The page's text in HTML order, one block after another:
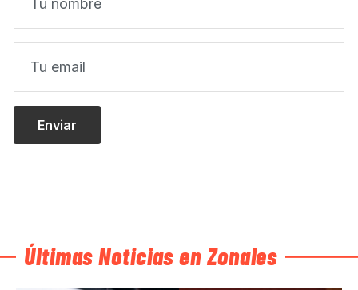
Últimas Noticias en Zonales